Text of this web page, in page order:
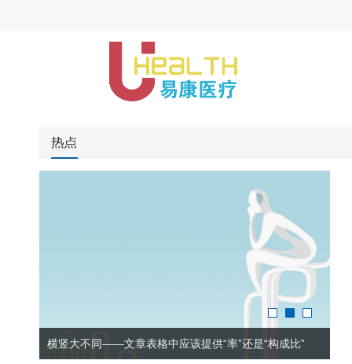
横竖大不同——文章表格中应该提供“率”还是“构成比”